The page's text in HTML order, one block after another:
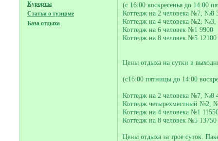
Курорты
Статьи о тузирме
База отдыха
(с 16:00 воскресенья до 14:00
Коттедж на 2 человека №7, №8
Коттедж на 4 человека №2,
Коттедж на 6 человек №1 9900
Коттедж на 8 человек №5 12100
Цены отдыха на сутки в
(с16:00 пятницы до 14:00
Коттедж на 2 человека №7, №8
Коттедж четырехместный №2,
Коттедж на 4 человека №1
Коттедж на 8 человек №5 13750
Цены отдыха за трое суток.